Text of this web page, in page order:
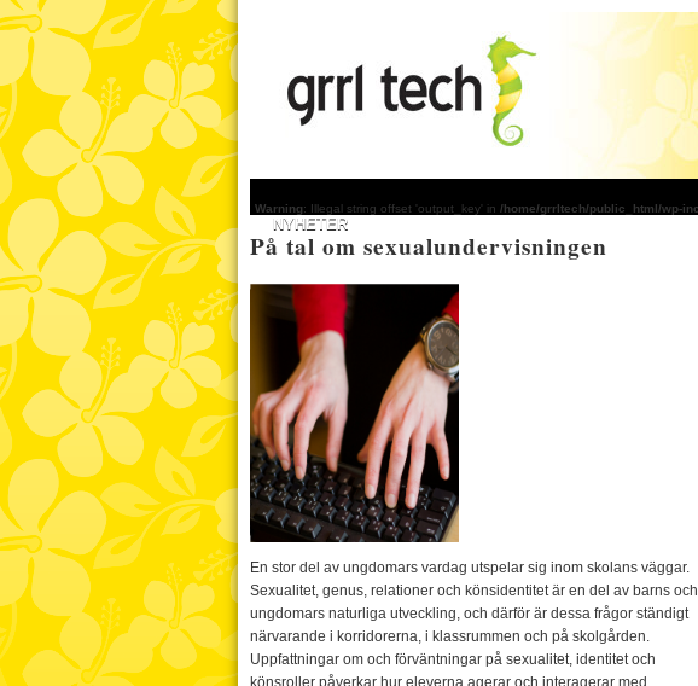
Warning: Illegal string offset 'output_key' in /home/grrltech/public_html/wp-
NYHETER
På tal om sexualundervisningen
En stor del av ungdomars vardag utspelar sig inom skolans väggar.
Sexualitet, genus, relationer och könsidentitet är en del av barns och
ungdomars naturliga utveckling, och därför är dessa frågor ständigt
närvarande i korridorerna, i klassrummen och på skolgården.
Uppfattningar om och förväntningar på sexualitet, identitet och
könsroller påverkar hur eleverna agerar och interagerar med